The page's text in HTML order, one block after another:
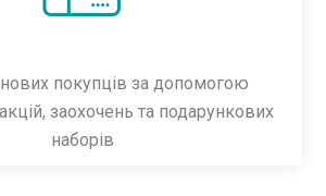
нових покупців за допомогою
заохочень та подарункових
наборів